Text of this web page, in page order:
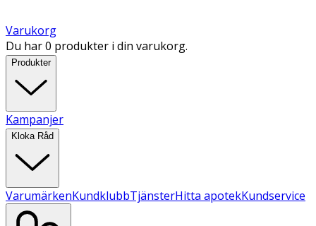
Varukorg
Du har 0 produkter i din varukorg.
Produkter
Kampanjer
Kloka Råd
VarumärkenKundklubbTjänsterHitta apotekKundservice